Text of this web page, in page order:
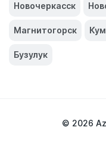
Новочеркасск
Магнитогорск
Бузулук
© 2026